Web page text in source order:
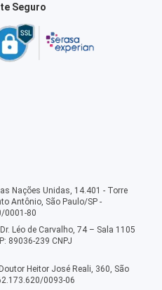
Seguro
Nações Unidas, 14.401 - Torre
Antônio, São Paulo/SP -
0001-80
Léo de Carvalho, 74 – Sala 1105
89036-239 CNPJ
Heitor José Reali, 360, São
0093-06